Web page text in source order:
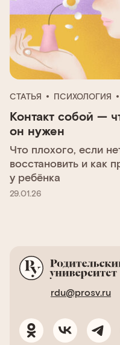
СТАТЬЯ ПСИХОЛОГИЯ
Контакт собой —
он нужен
Что плохого, если
восстановить и как
у ребёнка
29.01.26
rdu@prosv.ru